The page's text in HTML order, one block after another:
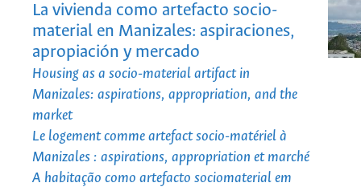
La vivienda como artefacto socio-
material en Manizales: aspiraciones,
apropiación y mercado
Housing as a socio-material artifact in
Manizales: aspirations, appropriation, and the
market
Le logement comme artefact socio-matériel à
Manizales : aspirations, appropriation et marché
A habitação como artefacto sociomaterial em